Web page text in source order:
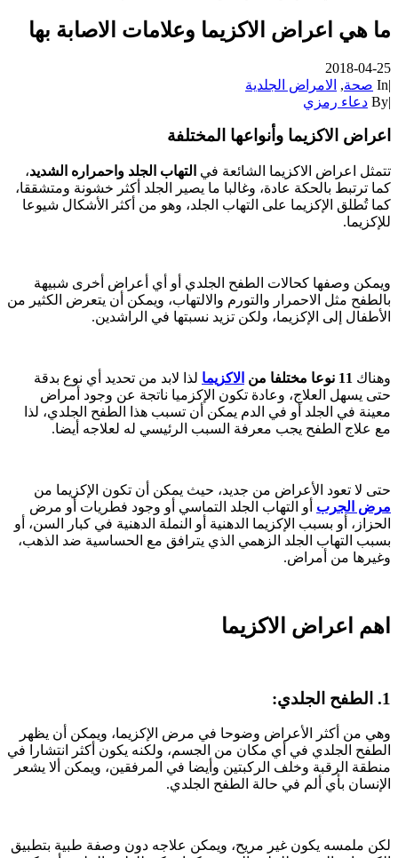
ما هي اعراض الاكزيما وعلامات الاصابة بها
2018-04-25
|
In صحة, الامراض الجلدية
|
By دعاء رمزي
اعراض الاكزيما وأنواعها المختلفة
تتمثل اعراض الاكزيما الشائعة في التهاب الجلد واحمراره الشديد،
كما ترتبط بالحكة عادة، وغالبا ما يصير الجلد أكثر خشونة ومتشققا،
كما تُطلق الإكزيما على التهاب الجلد، وهو من أكثر الأشكال شيوعا
للإكزيما.
ويمكن وصفها كحالات الطفح الجلدي أو أي أعراض أخرى شبيهة
بالطفح مثل الاحمرار والتورم والالتهاب، ويمكن أن يتعرض الكثير من
الأطفال إلى الإكزيما، ولكن تزيد نسبتها في الراشدين.
وهناك 11 نوعا مختلفا من الاكزيما لذا لابد من تحديد أي نوع بدقة
حتى يسهل العلاج، وعادة تكون الإكزميا ناتجة عن وجود أمراض
معينة في الجلد أو في الدم يمكن أن تسبب هذا الطفح الجلدي، لذا
مع علاج الطفح يجب معرفة السبب الرئيسي له لعلاجه أيضا.
حتى لا تعود الأعراض من جديد، حيث يمكن أن تكون الإكزيما من
مرض الجرب أو التهاب الجلد التماسي أو وجود فطريات أو مرض
الحزاز، أو بسبب الإكزيما الدهنية أو النملة الدهنية في كبار السن، أو
بسبب التهاب الجلد الزهمي الذي يترافق مع الحساسية ضد الذهب،
وغيرها من أمراض.
اهم اعراض الاكزيما
1. الطفح الجلدي:
وهي من أكثر الأعراض وضوحا في مرض الإكزيما، ويمكن أن يظهر
الطفح الجلدي في أي مكان من الجسم، ولكنه يكون أكثر انتشارا في
منطقة الرقبة وخلف الركبتين وأيضا في المرفقين، ويمكن ألا يشعر
الإنسان بأي ألم في حالة الطفح الجلدي.
لكن ملمسه يكون غير مريح، ويمكن علاجه دون وصفة طبية بتطبيق